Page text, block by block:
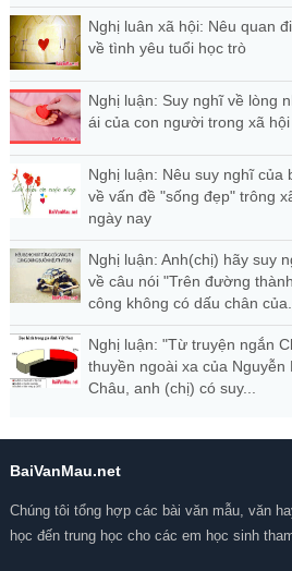
Nghị luân xã hội: Nêu quan
về tình yêu tuổi học trò
Nghị luận: Suy nghĩ về lòng
ái của con người trong xã hội
Nghị luận: Nêu suy nghĩ của
về vấn đề "sống đẹp" trông
ngày nay
Nghị luận: Anh(chị) hãy suy
về câu nói "Trên đường thành
công không có dấu chân
Nghị luận: "Từ truyện ngắn
thuyền ngoài xa của Nguyễn
Châu, anh (chị) có suy...
BaiVanMau.net
Chúng tôi tổng hợp các bài văn mẫu, văn
học đến trung học cho các em học sinh